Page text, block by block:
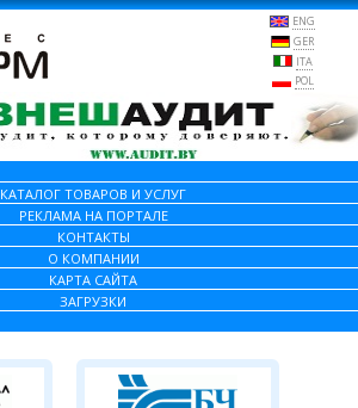
ENG
GER
ITA
POL
КАТАЛОГ ТОВАРОВ И УСЛУГ
РЕКЛАМА НА ПОРТАЛЕ
КОНТАКТЫ
О КОМПАНИИ
КАРТА САЙТА
ЗАГРУЗКИ